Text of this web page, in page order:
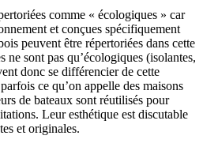
comme « écologiques » car
et conçues spécifiquement
peuvent être répertoriées dans cette
ne sont pas qu’écologiques (isolantes,
donc se différencier de cette
ce qu’on appelle des maisons
de bateaux sont réutilisés pour
Leur esthétique est discutable
et originales.